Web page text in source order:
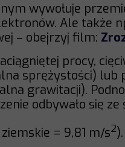
wywołuje
Ale także
– obejrzyj film:
procy,
sprężystości) lub
grawitacji).
odbywało się
= 9,81 m/s2).